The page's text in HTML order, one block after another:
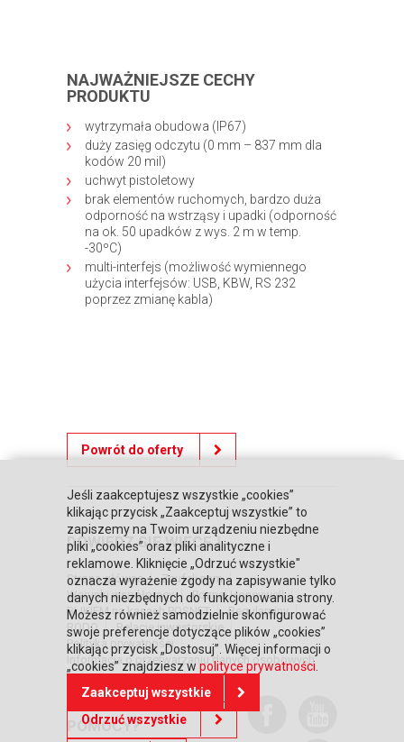
NAJWAŻNIEJSZE CECHY
PRODUKTU
wytrzymała obudowa (IP67)
duży zasięg odczytu (0 mm – 837 mm dla
kodów 20 mil)
uchwyt pistoletowy
brak elementów ruchomych, bardzo duża
odporność na wstrząsy i upadki (odporność
na ok. 50 upadków z wys. 2 m w temp.
-30ºC)
multi-interfejs (możliwość wymiennego
użycia interfejsów: USB, KBW, RS 232
poprzez zmianę kabla)
Powrót do oferty
DOWIEDZ SIĘ WIĘCEJ
Strona główna
Zaufali nam
Warunki współpracy
Poznaj Honeywell
BLIKIEM na kasach POSNET
Regulaminy
RODO
Relacje inwestorskie
Polityka prywatności
Informacja o przetwarzaniu danych osobowych
POTRZEBUJESZ
POMOCY?
Jeśli zaakceptujesz wszystkie „cookies”
klikając przycisk „Zaakceptuj wszystkie” to
zapiszemy na Twoim urządzeniu niezbędne
pliki „cookies” oraz pliki analityczne i
reklamowe. Kliknięcie „Odrzuć wszystkie"
oznacza wyrażenie zgody na zapisywanie tylko
danych niezbędnych do funkcjonowania strony.
Możesz również samodzielnie skonfigurować
swoje preferencje dotyczące plików „cookies”
klikając przycisk „Dostosuj”. Więcej informacji o
„cookies” znajdziesz w polityce prywatności
Zaakceptuj wszystkie
Odrzuć wszystkie